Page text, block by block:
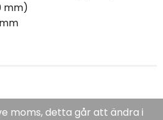
mm)
moms, detta går att ändra i